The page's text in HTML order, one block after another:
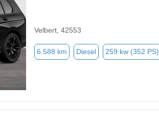
Velbert, 42553
6.588 km Diesel 259 kw (352 PS)